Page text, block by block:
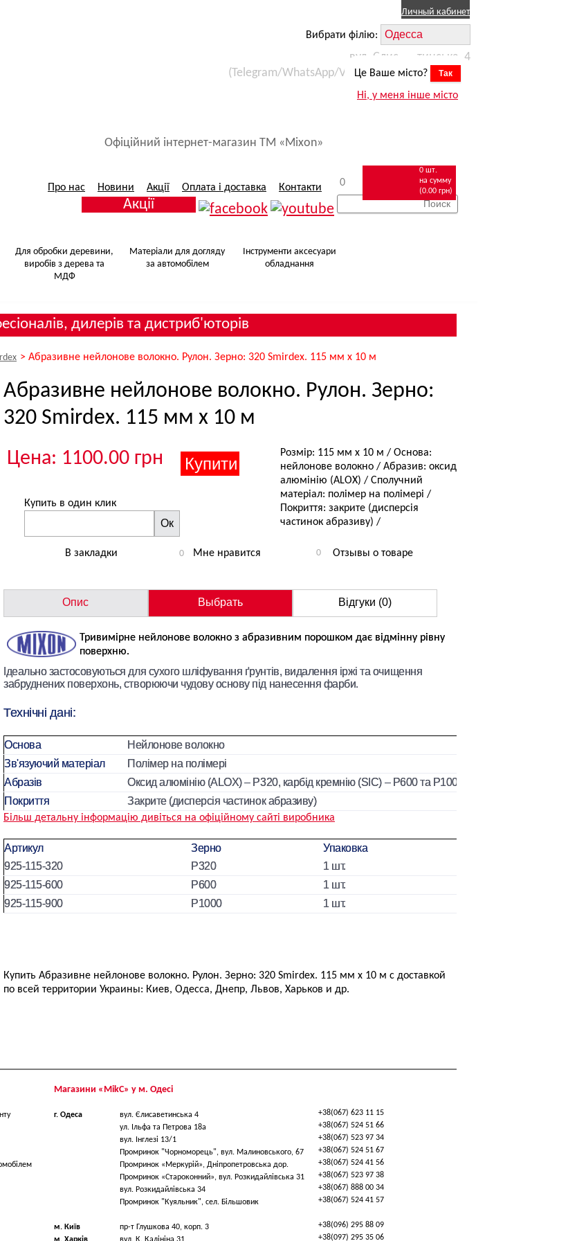
Личный кабинет
Це Ваше місто? Так
Ні, у меня інше місто
Вибрати філію:
вул. Єлисаветинська, 4
(Telegram/WhatsApp/Viber) +38 (067) 623 11 15
zakaz.odessa@mixon.ua
Офіційний інтернет-магазин ТМ «Mixon»
Про нас Новини Акції Оплата і доставка Контакти 0
0 шт.
на сумму
(0.00 грн)
Акції
Для обробки деревини,
виробів з дерева та
МДФ
Матеріали для догляду
за автомобілем
Інструменти аксесуари
обладнання
дилерів та дистриб'юторів
> Абразивне нейлонове волокно. Рулон. Зерно: 320 Smirdex. 115 мм х 10 м
Абразивне нейлонове волокно. Рулон. Зерно:
320 Smirdex. 115 мм х 10 м
Цена: 1100.00 грн
Купить в один клик
Ок
Розмір: 115 мм x 10 м / Основа:
нейлонове волокно / Абразив: оксид
алюмінію (ALOX) / Сполучний
матеріал: полімер на полімері /
Покриття: закрите (дисперсія
частинок абразиву) /
В закладки 0 Мне нравится 0 Отзывы о товаре
Опис Выбрать Відгуки (0)
Тривимірне нейлонове волокно з абразивним порошком дає відмінну рівну
поверхню.
Ідеально застосовуються для сухого шліфування ґрунтів, видалення іржі та очищення
забруднених поверхонь, створюючи чудову основу під нанесення фарби.
Технічні дані:
Основа
Нейлонове волокно
Зв'язуючий матеріал
Полімер на полімері
Абразів
Оксид алюмінію (ALOX) – Р320, карбід кремнію (SIC) – Р600 та Р1000
Покриття
Закрите (дисперсія частинок абразиву)
Більш детальну інформацію дивіться на офіційному сайті виробника
Артикул Зерно
Упаковка
925-115-320
P320
1 шт.
925-115-600
P600
1 шт.
925-115-900
P1000 1 шт.
Купить Абразивне нейлонове волокно. Рулон. Зерно: 320 Smirdex. 115 мм х 10 м с доставкой
по всей территории Украины: Киев, Одесса, Днепр, Львов, Харьков и др.
Магазини «МikС» у м. Одесі
г. Одеса
вул. Єлисаветинська 4
ул. Ільфа та Петрова 18a
вул. Інглезі 13/1
Промринок "Чорноморець", вул. Малиновського, 67
Промринок «Меркурій», Дніпропетровська дор.
Промринок «Староконний», вул. Розкидайлівська 31
вул. Розкидайлівська 34
Промринок "Куяльник", сел. Більшовик
м. Київ
пр-т Глушкова 40, корп. 3
+38(067) 623 11 15
+38(067) 524 51 66
+38(067) 523 97 34
+38(067) 524 51 67
+38(067) 524 41 56
+38(067) 523 97 38
+38(067) 888 00 34
+38(067) 524 41 57
+38(096) 295 88 09
+38(097) 295 35 06